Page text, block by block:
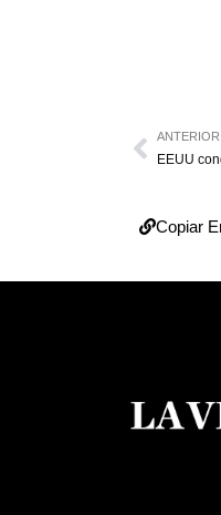
ANTERIOR
EEUU
Copiar